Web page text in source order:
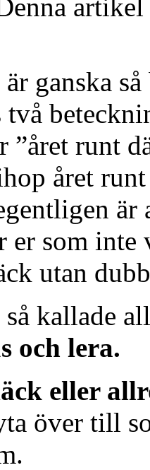
ganska
”året runt
året
är
er som inte
utan
kallade
och lera.
eller
över till